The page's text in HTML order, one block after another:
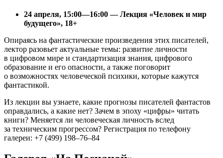
24 апреля, 15:00—16:00 — Лекция «Человек и мир
будущего», 18+
Опираясь на фантастические произведения этих писателей,
лектор разовьет актуальные темы: развитие личности
в цифровом мире и стандартизация знания, цифрового
образование и его опасности, а также поговорит
о возможностях человеческой психики, которые кажутся
фантастикой.
Из лекции вы узнаете, какие прогнозы писателей фантастов
оправдались, а какие нет? Зачем в эпоху «цифры» читать
книги? Меняется ли человеческая личность вслед
за техническим прогрессом? Регистрация по телефону
галереи: +7 (499) 198–76–84